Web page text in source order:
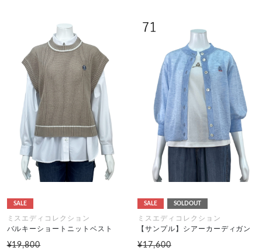
SALE
ミスエディコレクション
バルキーショートニットベスト
¥19,800
SALE SOLDOUT
ミスエディコレクション
【サンプル】シアーカーディガン
¥17,600